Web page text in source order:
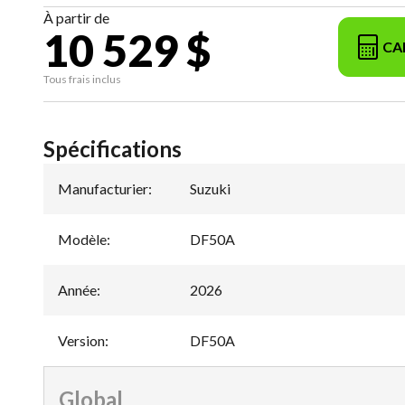
À partir de
10 529 $
Tous frais inclus
Spécifications
Manufacturier: Suzuki
Modèle: DF50A
Année: 2026
Version: DF50A
Global